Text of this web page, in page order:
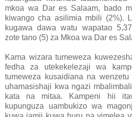
mkoa wa Dar es Salaam, bado
kiwango cha asilimia mbili (2%).
kugawa dawa watu wapatao
zote tano (5) za Mkoa wa Dar es
Kama wizara tumeweza
fedha za utekekelezaji wa
tumeweza kusaidiana na
uhamasishaji kwa ngazi
kata na mitaa. Kampeni hii
kupunguza uambukizo wa